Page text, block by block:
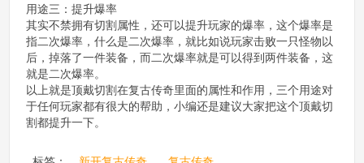
用途三：提升爆率
其实不禁拥有切割属性，还可以提升玩家的爆率，这个爆率是
指二次爆率，什么是二次爆率，就比如说玩家击败一只怪物以
后，掉落了一件装备，而二次爆率就是可以得到两件装备，这
就是二次爆率。
以上就是顶戴切割在复古传奇里面的属性和作用，三个用途对
于任何玩家都有很大的帮助，小编还是建议大家把这个顶戴切
割都提升一下。